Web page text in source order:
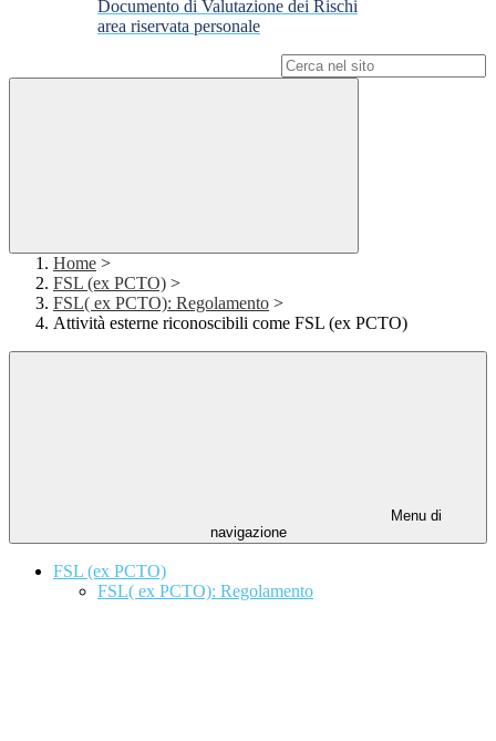
Documento di Valutazione dei Rischi
area riservata personale
Home >
FSL (ex PCTO) >
FSL( ex PCTO): Regolamento >
Attività esterne riconoscibili come FSL (ex PCTO)
Menu di
navigazione
FSL (ex PCTO)
FSL( ex PCTO): Regolamento